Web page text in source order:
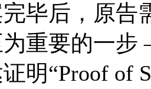
毕后，原告
重要的一步
明“Proof of